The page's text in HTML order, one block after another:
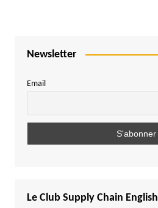
Newsletter
Email
Le Club Supply Chain English